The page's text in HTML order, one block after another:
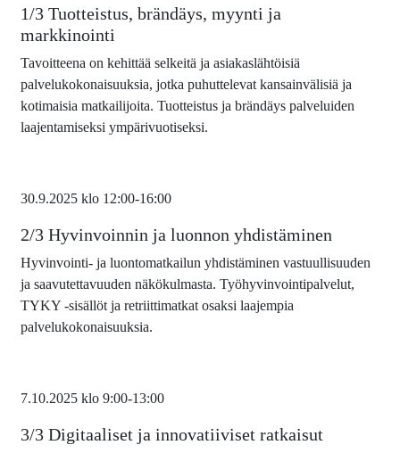
1/3 Tuotteistus, brändäys, myynti ja
markkinointi
Tavoitteena on kehittää selkeitä ja asiakaslähtöisiä
palvelukokonaisuuksia, jotka puhuttelevat kansainvälisiä ja
kotimaisia matkailijoita. Tuotteistus ja brändäys palveluiden
laajentamiseksi ympärivuotiseksi.
30.9.2025 klo 12:00-16:00
2/3 Hyvinvoinnin ja luonnon yhdistäminen
Hyvinvointi- ja luontomatkailun yhdistäminen vastuullisuuden
ja saavutettavuuden näkökulmasta. Työhyvinvointipalvelut,
TYKY -sisällöt ja retriittimatkat osaksi laajempia
palvelukokonaisuuksia.
7.10.2025 klo 9:00-13:00
3/3 Digitaaliset ja innovatiiviset ratkaisut